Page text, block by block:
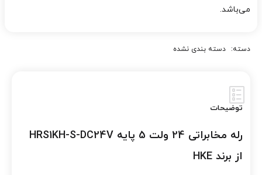
می‌باشد.
دسته: دسته بندی نشده
توضیحات
رله مخابراتی 24 ولت 5 پایه HRS1KH-S-DC24V
از برند HKE